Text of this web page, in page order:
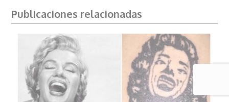
Publicaciones relacionadas